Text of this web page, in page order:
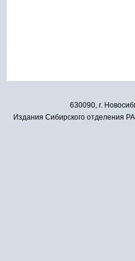
630090, г.
Издания Сибирского отделения